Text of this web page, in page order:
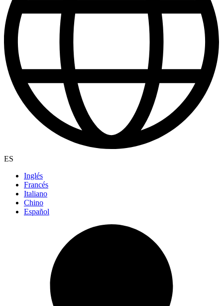
ES
Inglés
Francés
Italiano
Chino
Español